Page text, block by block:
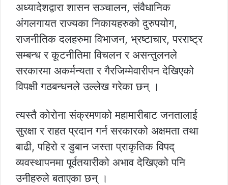
अध्यादेशद्वारा शासन सञ्चालन, संवैधानिक
अंगलगायत राज्यका निकायहरुको दुरुपयोग,
राजनीतिक दलहरुमा विभाजन, भ्रष्टाचार, परराष्ट्र
सम्बन्ध र कूटनीतिमा विचलन र असन्तुलनले
सरकारमा अकर्मन्यता र गैरजिम्मेवारीपन देखिएको
विपक्षी गठबन्धनले उल्लेख गरेका छन् ।
त्यस्तै कोरोना संक्रमणको महामारीबाट जनतालाई
सुरक्षा र राहत प्रदान गर्न सरकारको अक्षमता तथा
बाढी, पहिरो र डुबान जस्ता प्राकृतिक विपद्
व्यवस्थापनमा पूर्वतयारीको अभाव देखिएको पनि
उनीहरुले बताएका छन् ।